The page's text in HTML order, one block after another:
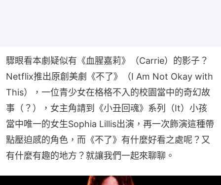
驟眼看本劇疑似有《血腥嘉莉》（Carrie）的影子？
Netflix推出原創美劇《不了》（I Am Not Okay with
This），一位青少女在格格不入的校園當中的奇幻故
事（？），女主角請到《小丑回魂》系列（It）小孩
當中唯一的女生Sophia Lillis出演，再一次飾演這種帶
點壓迫感的角色，而《不了》有什麼好看之處呢？又
有什麼有趣的地方？就讓我們一起來聊聊。